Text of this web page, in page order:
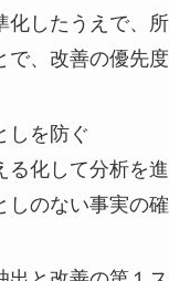
化したうえで、
で、改善の優先
を防ぐ
る化して分析を
しのない事実の